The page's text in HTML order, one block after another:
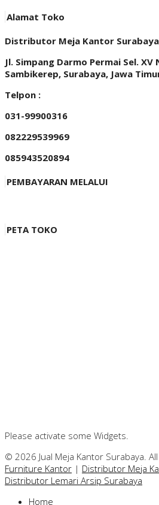
Alamat Toko
Distributor Meja Kantor Surabaya
Jl. Simpang Darmo Permai Sel.
Sambikerep, Surabaya, Jawa
Telpon :
031-99900316
082229539969
085943520894
PEMBAYARAN MELALUI
PETA TOKO
Please activate some Widgets.
© 2026 Jual Meja Kantor Surabaya.
Furniture Kantor | Distributor Meja
Distributor Lemari Arsip Surabaya
Home